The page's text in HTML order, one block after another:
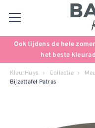
Ook tijdens de hele
het beste
KleurHuys Collectie
Bijzettafel Patras